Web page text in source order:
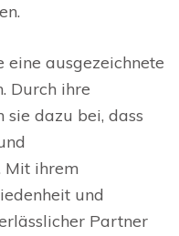
eine ausgezeichnete
Durch ihre
sie dazu bei, dass
Mit ihrem
und
Partner